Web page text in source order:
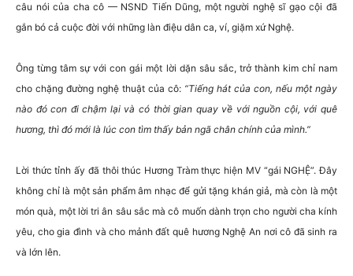
câu nói của cha cô — NSND Tiến Dũng, một người nghệ sĩ gạo cội đã
gắn bó cả cuộc đời với những làn điệu dân ca, ví, giặm xứ Nghệ.
Ông từng tâm sự với con gái một lời dặn sâu sắc, trở thành kim chỉ nam
cho chặng đường nghệ thuật của cô: “Tiếng hát của con, nếu một ngày
nào đó con đi chậm lại và có thời gian quay về với nguồn cội, với quê
hương, thì đó mới là lúc con tìm thấy bản ngã chân chính của mình.”
Lời thức tỉnh ấy đã thôi thúc Hương Tràm thực hiện MV “gái NGHỆ”. Đây
không chỉ là một sản phẩm âm nhạc để gửi tặng khán giả, mà còn là một
món quà, một lời tri ân sâu sắc mà cô muốn dành trọn cho người cha kính
yêu, cho gia đình và cho mảnh đất quê hương Nghệ An nơi cô đã sinh ra
và lớn lên.